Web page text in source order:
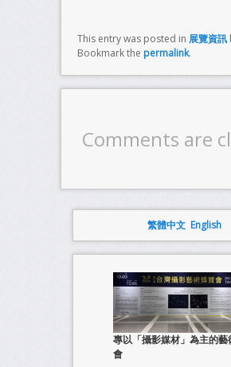
This entry was posted in 展覽資訊
Bookmark the permalink.
Comments are
繁體中文 English
專以「攝影媒材」為主的藝
會